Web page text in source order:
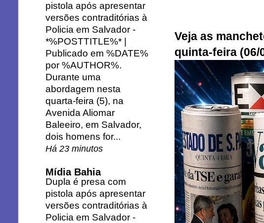
Veja as
quinta-feira (06/
pistola após apresentar
versões contraditórias à
Policia em Salvador -
*%POSTTITLE%* |
Publicado em %DATE%
por %AUTHOR%.
Durante uma
abordagem nesta
quarta-feira (5), na
Avenida Aliomar
Baleeiro, em Salvador,
dois homens for...
Há 23 minutos
Mídia Bahia
Dupla é presa com
pistola após apresentar
versões contraditórias à
Policia em Salvador -